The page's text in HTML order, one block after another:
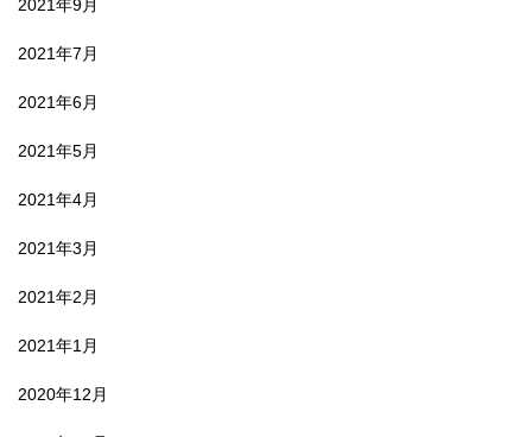
2021年9月
2021年7月
2021年6月
2021年5月
2021年4月
2021年3月
2021年2月
2021年1月
2020年12月